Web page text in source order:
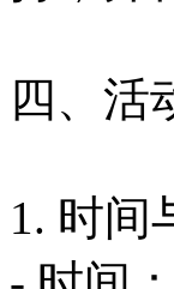
四、活
1. 时间